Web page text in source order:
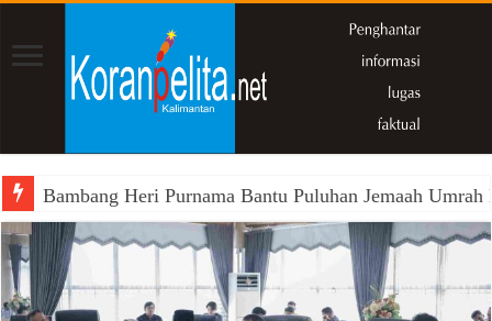
Bambang Heri Purnama Bantu Puluhan Jemaah
Gatriwara Kalsel Dukung Kepengurusan Baru BKOW,